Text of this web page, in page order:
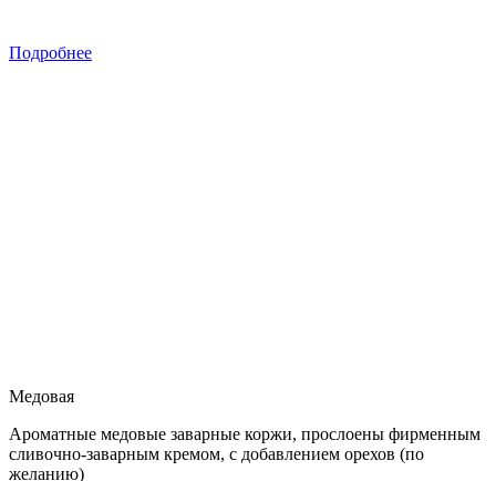
Подробнее
Медовая
Ароматные медовые заварные коржи, прослоены фирменным
сливочно-заварным кремом, с добавлением орехов (по
желанию)